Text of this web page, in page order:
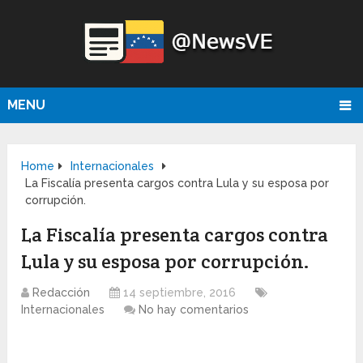
MENU
Home
Internacionales
La Fiscalía presenta cargos contra Lula y su esposa por
corrupción.
La Fiscalía presenta cargos contra
Lula y su esposa por corrupción.
Redacción
14 septiembre, 2016
Internacionales
No hay comentarios